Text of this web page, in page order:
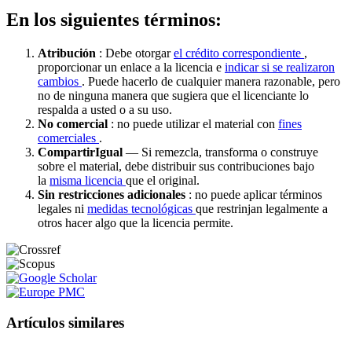
En los siguientes términos:
Atribución : Debe otorgarel crédito correspondiente ,
proporcionar un enlace a la licencia e indicar si se realizaron
cambios . Puede hacerlo de cualquier manera razonable, pero
no de ninguna manera que sugiera que el licenciante lo
respalda a usted o a su uso.
No comercial : no puede utilizar el material con fines
comerciales .
CompartirIgual — Si remezcla, transforma o construye
sobre el material, debe distribuir sus contribuciones bajo
la misma licencia que el original.
Sin restricciones adicionales : no puede aplicar términos
legales ni medidas tecnológicas que restrinjan legalmente a
otros hacer algo que la licencia permite.
Artículos similares